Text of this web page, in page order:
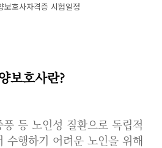
보호사자격증 시험일정
보호사란?
등 노인성 질환으로 독립적
수행하기 어려운 노인을 위해